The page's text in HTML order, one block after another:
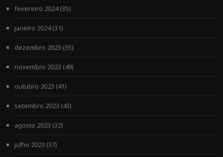
fevereiro 2024(35)
janeiro 2024(31)
dezembro 2023 (35)
novembro 2023 (49)
outubro 2023 (41)
setembro 2023 (43)
agosto 2023 (32)
julho 2023 (37)